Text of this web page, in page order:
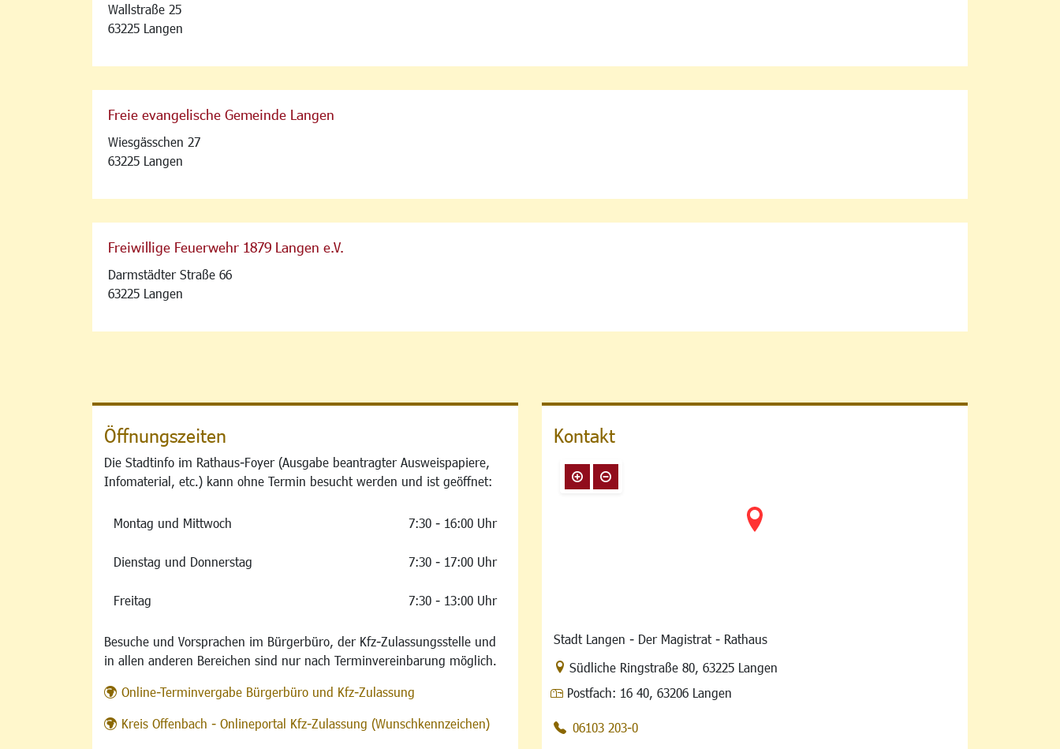
Wallstraße 25
63225 Langen
Freie evangelische Gemeinde Langen
Wiesgässchen 27
63225 Langen
Freiwillige Feuerwehr 1879 Langen e.V.
Darmstädter Straße 66
63225 Langen
Öffnungszeiten
Die Stadtinfo im Rathaus-Foyer (Ausgabe beantragter Ausweispapiere,
Infomaterial, etc.) kann ohne Termin besucht werden und ist geöffnet:
Montag und Mittwoch 7:30 - 16:00 Uhr
Dienstag und Donnerstag 7:30 - 17:00 Uhr
Freitag 7:30 - 13:00 Uhr
Besuche und Vorsprachen im Bürgerbüro, der Kfz-Zulassungsstelle und
in allen anderen Bereichen sind nur nach Terminvereinbarung möglich.
Online-Terminvergabe Bürgerbüro und Kfz-Zulassung
Kreis Offenbach - Onlineportal Kfz-Zulassung (Wunschkennzeichen)
Kontakt
Stadt Langen - Der Magistrat - Rathaus
Link zur Google-Maps Navigation
Südliche Ringstraße 80, 63225 Langen
Postfach: 16 40, 63206 Langen
06103 203-0